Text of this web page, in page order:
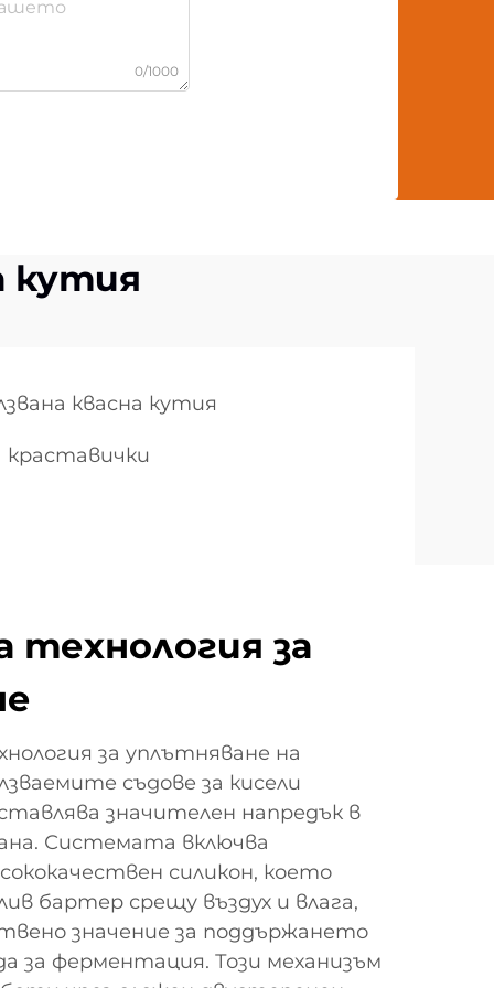
0/1000
кутия
квасна кутия
краставички
технология за
за уплътняване на
съдове за кисели
значителен напредък в
Системата включва
силикон, което
бартер срещу въздух и влага,
значение за поддържането
за ферментация. Този механизъм